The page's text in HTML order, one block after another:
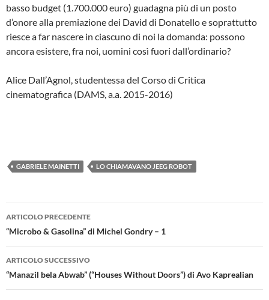
basso budget (1.700.000 euro) guadagna più di un posto
d’onore alla premiazione dei David di Donatello e soprattutto
riesce a far nascere in ciascuno di noi la domanda: possono
ancora esistere, fra noi, uomini così fuori dall’ordinario?
Alice Dall’Agnol, studentessa del Corso di Critica
cinematografica (DAMS, a.a. 2015-2016)
GABRIELE MAINETTI LO CHIAMAVANO JEEG ROBOT
Navigazione
articolo
ARTICOLO PRECEDENTE
“Microbo & Gasolina” di Michel Gondry – 1
ARTICOLO SUCCESSIVO
“Manazil bela Abwab” (“Houses Without Doors”) di Avo Kaprealian